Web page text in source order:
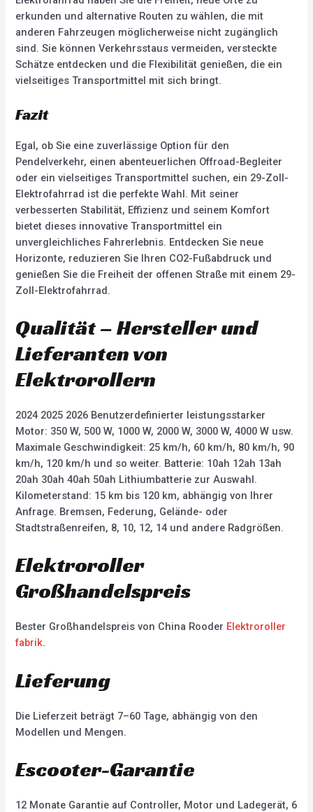
erkunden und alternative Routen zu wählen, die mit
anderen Fahrzeugen möglicherweise nicht zugänglich
sind. Sie können Verkehrsstaus vermeiden, versteckte
Schätze entdecken und die Flexibilität genießen, die ein
vielseitiges Transportmittel mit sich bringt.
Fazit
Egal, ob Sie eine zuverlässige Option für den
Pendelverkehr, einen abenteuerlichen Offroad-Begleiter
oder ein vielseitiges Transportmittel suchen, ein 29-Zoll-
Elektrofahrrad ist die perfekte Wahl. Mit seiner
verbesserten Stabilität, Effizienz und seinem Komfort
bietet dieses innovative Transportmittel ein
unvergleichliches Fahrerlebnis. Entdecken Sie neue
Horizonte, reduzieren Sie Ihren CO2-Fußabdruck und
genießen Sie die Freiheit der offenen Straße mit einem 29-
Zoll-Elektrofahrrad.
Qualität – Hersteller und
Lieferanten von
Elektrorollern
2024 2025 2026 Benutzerdefinierter leistungsstarker
Motor: 350 W, 500 W, 1000 W, 2000 W, 3000 W, 4000 W usw.
Maximale Geschwindigkeit: 25 km/h, 60 km/h, 80 km/h, 90
km/h, 120 km/h und so weiter. Batterie: 10ah 12ah 13ah
20ah 30ah 40ah 50ah Lithiumbatterie zur Auswahl.
Kilometerstand: 15 km bis 120 km, abhängig von Ihrer
Anfrage. Bremsen, Federung, Gelände- oder
Stadtstraßenreifen, 8, 10, 12, 14 und andere Radgrößen.
Elektroroller
Großhandelspreis
Bester Großhandelspreis von China Rooder Elektroroller
fabrik.
Lieferung
Die Lieferzeit beträgt 7–60 Tage, abhängig von den
Modellen und Mengen.
Escooter-Garantie
12 Monate Garantie auf Controller, Motor und Ladegerät, 6